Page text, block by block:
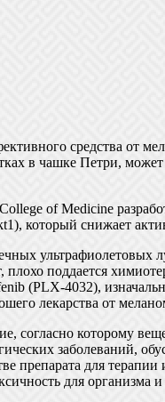
средства от
в чашке Петри,
of Medicine
который снижает
ультрафиолетовых
плохо поддается
(PLX-4032),
лекарства от
согласно которому
заболеваний,
препарата для
для организма